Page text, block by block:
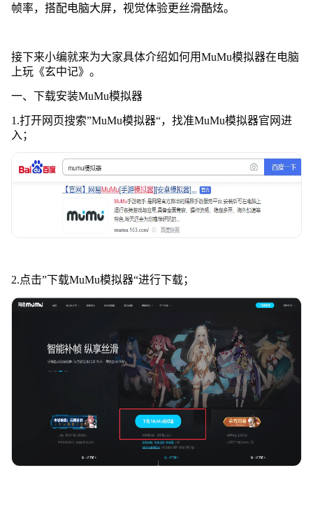
帧率，搭配电脑大屏，视觉体验更丝滑酷炫。
接下来小编就来为大家具体介绍如何用MuMu模拟器在电脑
上玩《玄中记》。
一、下载安装MuMu模拟器
1.打开网页搜索”MuMu模拟器“，找准MuMu模拟器官网进
入；
2.点击”下载MuMu模拟器“进行下载；